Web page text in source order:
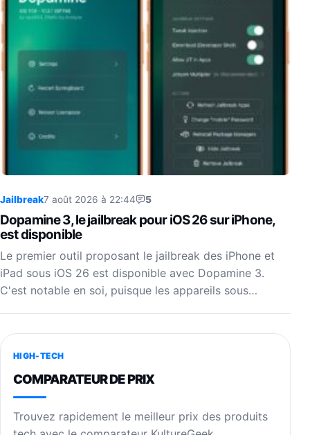
Jailbreak7 août 2026 à 22:44 5
Dopamine 3, le jailbreak pour iOS 26 sur iPhone,
est disponible
Le premier outil proposant le jailbreak des iPhone et
iPad sous iOS 26 est disponible avec Dopamine 3.
C'est notable en soi, puisque les appareils sous…
HIGH-TECH
COMPARATEUR DE PRIX
Trouvez rapidement le meilleur prix des produits